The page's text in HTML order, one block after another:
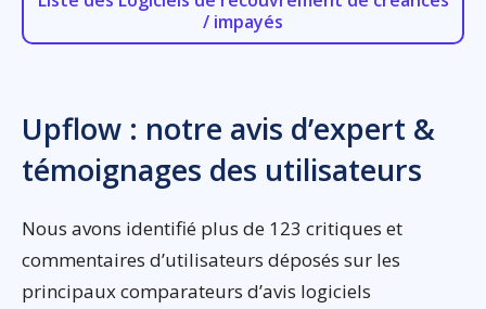
/ impayés
Upflow : notre avis d’expert &
témoignages des utilisateurs
Nous avons identifié plus de 123 critiques et
commentaires d’utilisateurs déposés sur les
principaux comparateurs d’avis logiciels